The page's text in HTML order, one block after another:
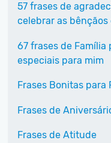
57 frases de
celebrar as bênçãos
67 frases de Família
especiais para mim
Frases Bonitas para
Frases de
Frases de Atitude